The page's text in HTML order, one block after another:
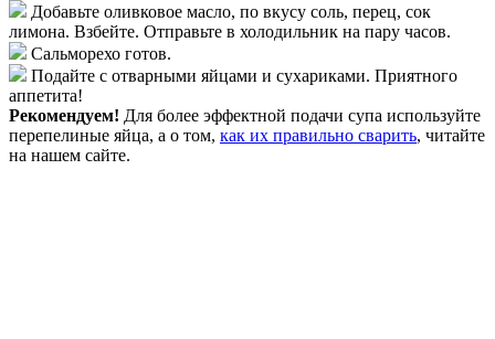
Добавьте оливковое масло, по вкусу соль, перец, сок
лимона. Взбейте. Отправьте в холодильник на пару часов.
Сальморехо готов.
Подайте с отварными яйцами и сухариками. Приятного
аппетита!
Рекомендуем! Для более эффектной подачи супа используйте
перепелиные яйца, а о том, как их правильно сварить, читайте
на нашем сайте.